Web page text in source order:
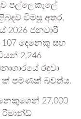
පල්ලෙකැලේ
විමසූ අතර,
2026 ජනවාරි
දෙනෙකු සහ
2,246
රඳවා
ක් පමණක් බවත්ය.
27,000